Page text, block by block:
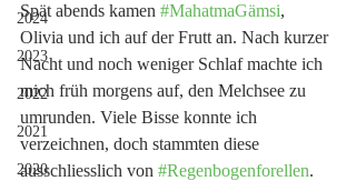
2024
2023
2022
2021
2020
Spät abends kamen #MahatmaGämsi,
Olivia und ich auf der Frutt an. Nach kurzer
Nacht und noch weniger Schlaf machte ich
mich früh morgens auf, den Melchsee zu
umrunden. Viele Bisse konnte ich
verzeichnen, doch stammten diese
ausschliesslich von #Regenbogenforellen.